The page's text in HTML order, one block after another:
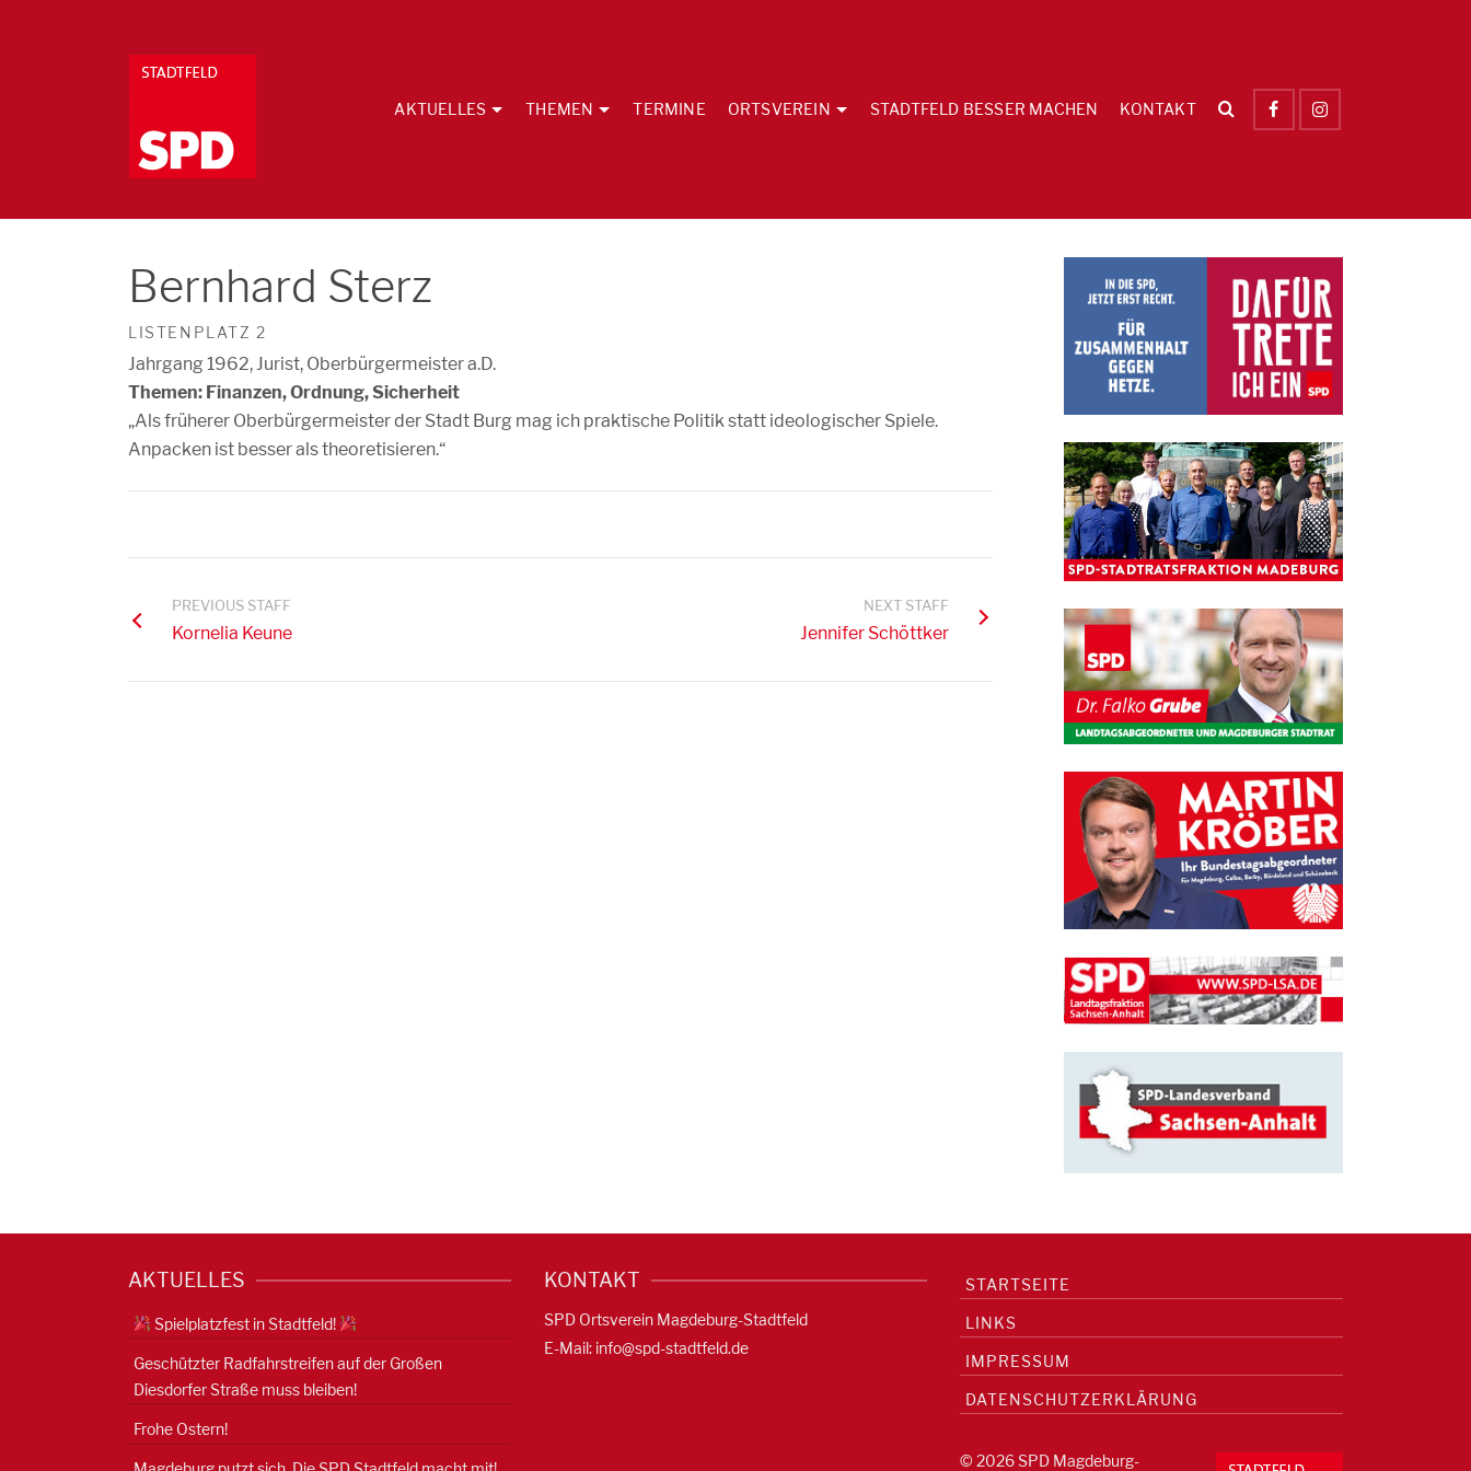
AKTUELLES THEMEN TERMINE ORTSVEREIN STADTFELD BESSER MACHEN KONTAKT
Bernhard Sterz
LISTENPLATZ 2
Jahrgang 1962, Jurist, Oberbürgermeister a.D.
Themen: Finanzen, Ordnung, Sicherheit
„Als früherer Oberbürgermeister der Stadt Burg mag ich praktische Politik statt ideologischer Spiele.
Anpacken ist besser als theoretisieren.“
PREVIOUS STAFF
Kornelia Keune
NEXT STAFF
Jennifer Schöttker
AKTUELLES
Spielplatzfest in Stadtfeld!
Geschützter Radfahrstreifen auf der Großen
Diesdorfer Straße muss bleiben!
Frohe Ostern!
KONTAKT
SPD Ortsverein Magdeburg-Stadtfeld
E-Mail: info@spd-stadtfeld.de
STARTSEITE
LINKS
IMPRESSUM
DATENSCHUTZERKLÄRUNG
© 2026 SPD Magdeburg-